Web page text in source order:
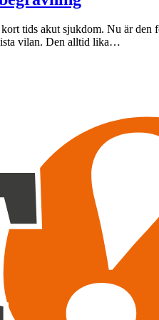
tids akut sjukdom. Nu är
vilan. Den alltid lika…